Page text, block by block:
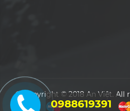
© Copyright © 2018 An Việt. All
0988619391